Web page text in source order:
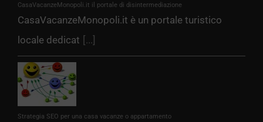
CasaVacanzeMonopoli.it il portale di disintermediazione
CasaVacanzeMonopoli.it è un portale turistico
locale dedicat [...]
Strategia SEO per una casa vacanze o appartamento